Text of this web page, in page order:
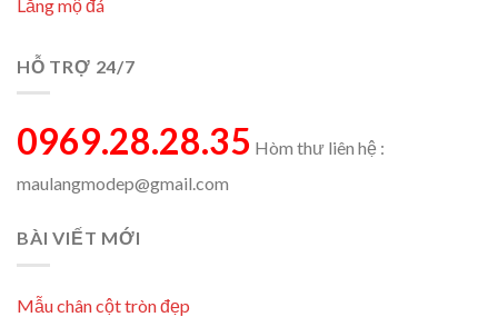
Lăng mộ đá
HỖ TRỢ 24/7
0969.28.28.35 Hòm thư liên hệ :
maulangmodep@gmail.com
BÀI VIẾT MỚI
Mẫu chân cột tròn đẹp